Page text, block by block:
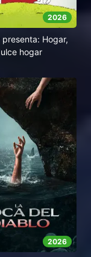
2026
presenta: Hogar,
hogar
2026